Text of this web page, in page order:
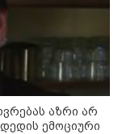
აზრი არ
ემოციური